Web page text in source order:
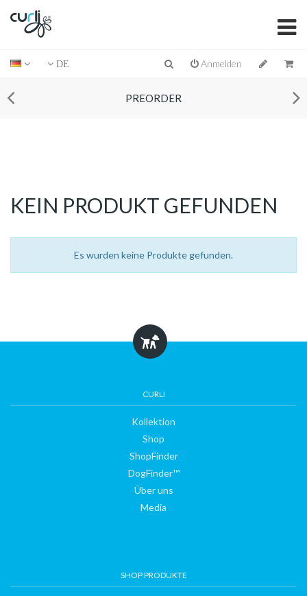
DE Anmelden
PREORDER
ShopFinder
KEIN PRODUKT GEFUNDEN
Es wurden keine Produkte gefunden.
CURLI
Kollektion
Shop
ShopFinder
DogFinder™
Über uns
Media
SHOP PRODUKTE